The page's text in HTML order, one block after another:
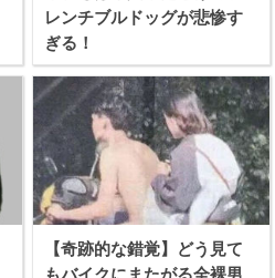
レンチブルドッグが悲惨す
ぎる！
【奇跡的な錯覚】どう見て
もバイクにまたがる全裸男